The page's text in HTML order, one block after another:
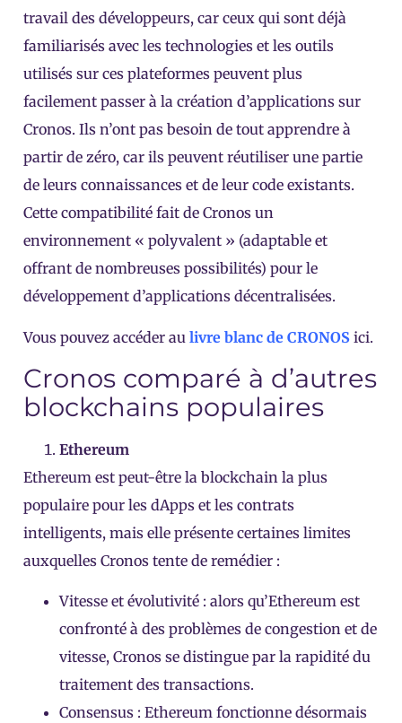
travail des développeurs, car ceux qui sont déjà
familiarisés avec les technologies et les outils
utilisés sur ces plateformes peuvent plus
facilement passer à la création d’applications sur
Cronos. Ils n’ont pas besoin de tout apprendre à
partir de zéro, car ils peuvent réutiliser une partie
de leurs connaissances et de leur code existants.
Cette compatibilité fait de Cronos un
environnement « polyvalent » (adaptable et
offrant de nombreuses possibilités) pour le
développement d’applications décentralisées.
Vous pouvez accéder au livre blanc de CRONOS ici.
Cronos comparé à d’autres
blockchains populaires
Ethereum
Ethereum est peut-être la blockchain la plus
populaire pour les dApps et les contrats
intelligents, mais elle présente certaines limites
auxquelles Cronos tente de remédier :
Vitesse et évolutivité : alors qu’Ethereum est
confronté à des problèmes de congestion et de
vitesse, Cronos se distingue par la rapidité du
traitement des transactions.
Consensus : Ethereum fonctionne désormais